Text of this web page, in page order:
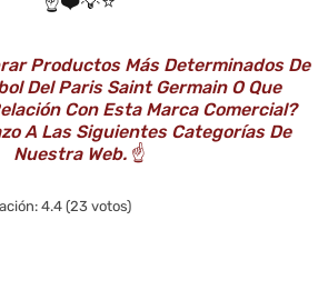
Productos Más Determinados De
Del Paris Saint Germain O Que
Con Esta Marca Comercial?
A Las Siguientes Categorías De
Nuestra Web.☝️
4.4 (23 votos)